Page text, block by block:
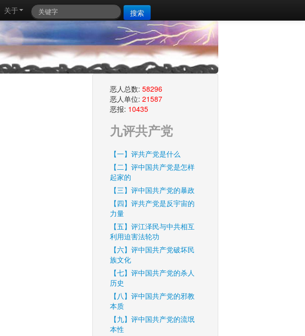
搜索
关于
恶人总数: 58296
恶人单位: 21587
恶报: 10435
九评共产党
【一】评共产党是什么
【二】评中国共产党是怎样
起家的
【三】评中国共产党的暴政
【四】评共产党是反宇宙的
力量
【五】评江泽民与中共相互
利用迫害法轮功
【六】评中国共产党破坏民
族文化
【七】评中国共产党的杀人
历史
【八】评中国共产党的邪教
本质
【九】评中国共产党的流氓
本性